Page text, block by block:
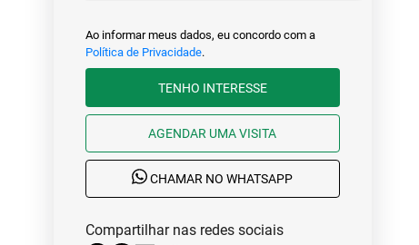
Ao informar meus dados, eu concordo com a
Política de Privacidade.
TENHO INTERESSE
AGENDAR UMA VISITA
CHAMAR NO WHATSAPP
Compartilhar nas redes sociais